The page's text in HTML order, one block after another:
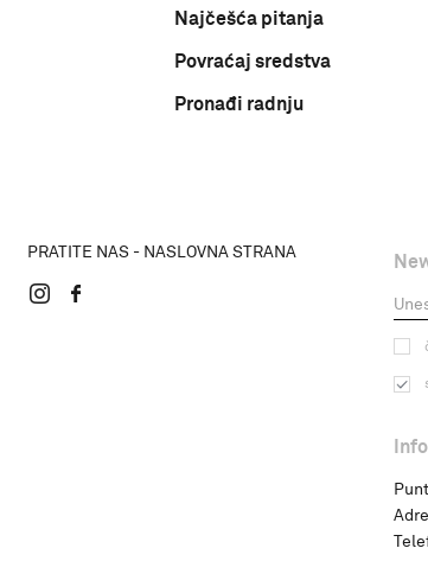
Najčešća pitanja
Povraćaj sredstva
Pronađi radnju
PRATITE NAS - NASLOVNA STRANA